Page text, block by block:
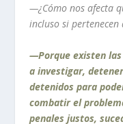
—¿Cómo nos afecta
incluso si
—Porque existen las
a investigar,
detenidos para
combatir el
penales justos,